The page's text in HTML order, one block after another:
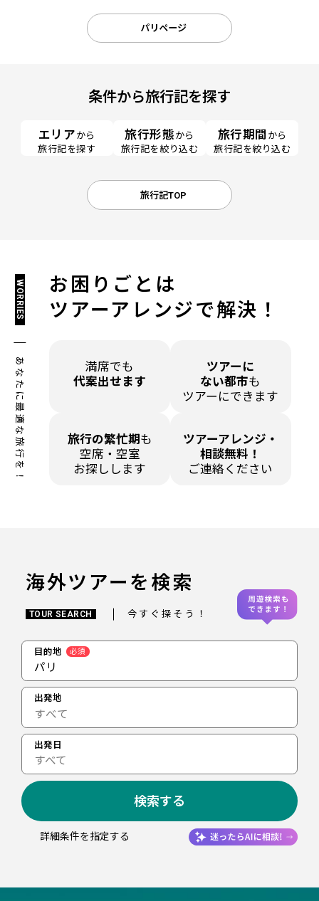
パリページ
条件から旅行記を探す
エリア から
旅行記を探す
旅行形態 から
旅行記を絞り込む
旅行期間 から
旅行記を絞り込む
旅行記TOP
お困りごとは
ツアーアレンジで解決！
WORRIES
あなたに最適な旅行を！
満席でも
代案出せます
ツアーに
ない都市も
ツアーにできます
旅行の繁忙期 も
空席・空室
お探しします
ツアーアレンジ・
相談無料！
ご連絡ください
海外ツアーを検索
TOUR SEARCH 今すぐ探そう！
目的地 必須
パリ
出発地
出発日
すべて
検索する
詳細条件を指定する